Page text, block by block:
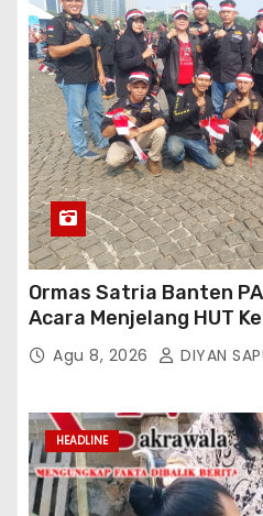
Ormas Satria Banten
Acara Menjelang HUT
Di Silang Monas
Agu 8, 2026 DIYAN
HEADLINE